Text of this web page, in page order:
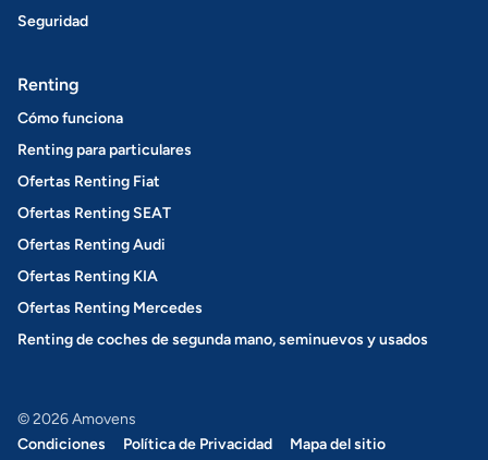
Seguridad
Renting
Cómo funciona
Renting para particulares
Ofertas Renting Fiat
Ofertas Renting SEAT
Ofertas Renting Audi
Ofertas Renting KIA
Ofertas Renting Mercedes
Renting de coches de segunda mano, seminuevos y usados
© 2026 Amovens
Condiciones
Política de Privacidad
Mapa del sitio